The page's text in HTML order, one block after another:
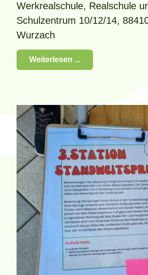
Werkrealschule, Realschule
Schulzentrum 10/12/14,
Wurzach
Weiterlesen ...